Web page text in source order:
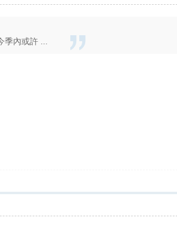
內或許 ...